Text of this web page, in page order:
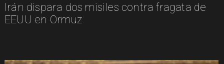
Irán dispara dos misiles contra fragata de
EEUU en Ormuz